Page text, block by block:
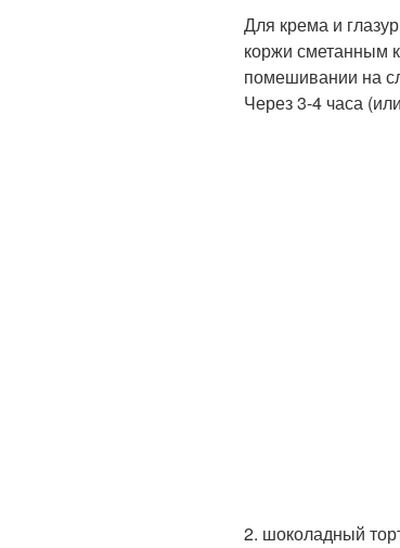
Для крема и
коржи сметанным
помешивании на
Через 3-4 часа
2. шоколадный